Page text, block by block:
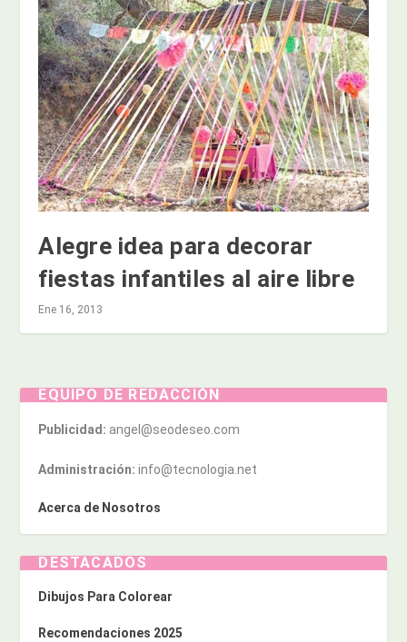
Alegre idea para decorar
fiestas infantiles al aire libre
Ene 16, 2013
EQUIPO DE REDACCIÓN
Publicidad: angel@seodeseo.com
Administración: info@tecnologia.net
Acerca de Nosotros
DESTACADOS
Dibujos Para Colorear
Recomendaciones 2025